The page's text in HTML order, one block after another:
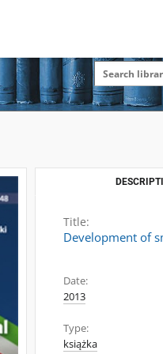
Title:
Development of
Date:
2013
Type:
książka